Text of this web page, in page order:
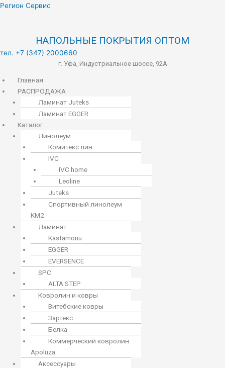
Регион Сервис
НАПОЛЬНЫЕ ПОКРЫТИЯ ОПТОМ
тел. +7 (347) 2000660
г. Уфа, Индустриальное шоссе, 92А
Меню
Главная
РАСПРОДАЖА
Ламинат Juteks
Ламинат EGGER
Каталог
Линолеум
Комитекс лин
IVC
IVC home
Leoline
Juteks
Спортивный линолеум
KM2
Ламинат
Kastamonu
EGGER
EVERSENCE
SPC
ALTA STEP
Ковролин и ковры
Витебские ковры
Зартекс
Белка
Коммерческий ковролин
Apoluza
Аксессуары